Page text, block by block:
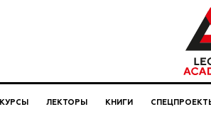
КУРСЫ ЛЕКТОРЫ КНИГИ